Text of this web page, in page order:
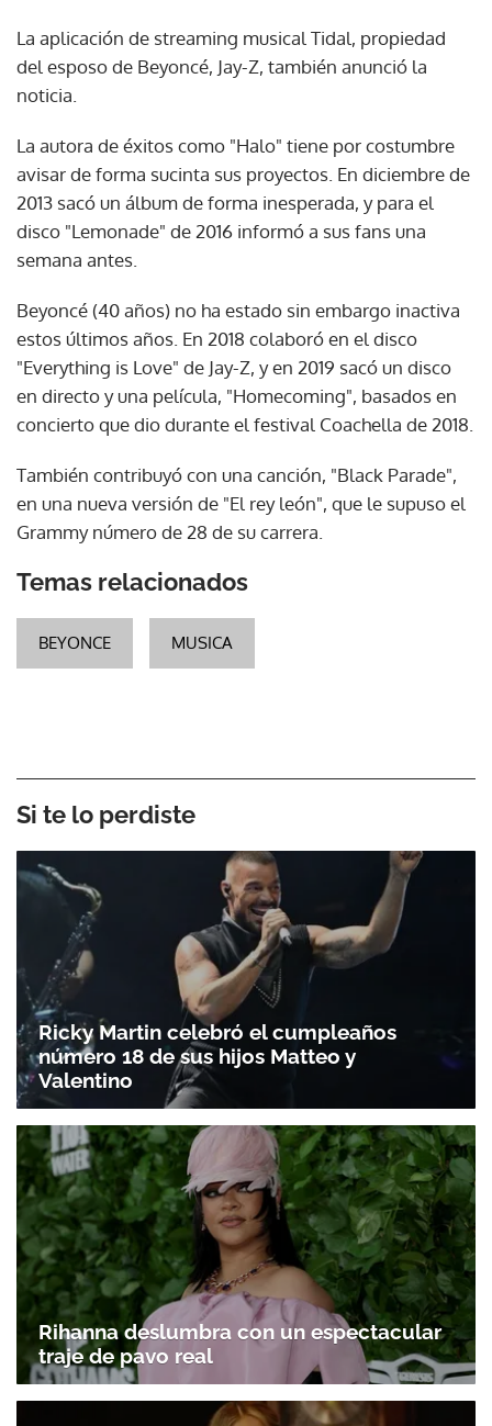
La aplicación de streaming musical Tidal, propiedad
del esposo de Beyoncé, Jay-Z, también anunció la
noticia.
La autora de éxitos como "Halo" tiene por costumbre
avisar de forma sucinta sus proyectos. En diciembre de
2013 sacó un álbum de forma inesperada, y para el
disco "Lemonade" de 2016 informó a sus fans una
semana antes.
Beyoncé (40 años) no ha estado sin embargo inactiva
estos últimos años. En 2018 colaboró en el disco
"Everything is Love" de Jay-Z, y en 2019 sacó un disco
en directo y una película, "Homecoming", basados en
concierto que dio durante el festival Coachella de 2018.
También contribuyó con una canción, "Black Parade",
en una nueva versión de "El rey león", que le supuso el
Grammy número de 28 de su carrera.
Temas relacionados
BEYONCE MUSICA
Si te lo perdiste
Ricky Martin celebró el cumpleaños
número 18 de sus hijos Matteo y
Valentino
Rihanna deslumbra con un espectacular
traje de pavo real